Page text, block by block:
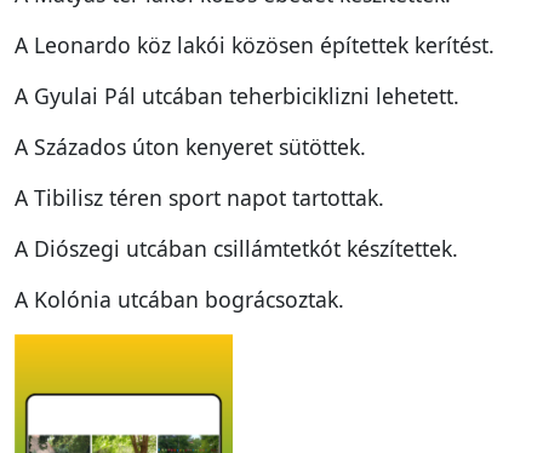
A Leonardo köz lakói közösen építettek kerítést.
A Gyulai Pál utcában teherbiciklizni lehetett.
A Százados úton kenyeret sütöttek.
A Tibilisz téren sport napot tartottak.
A Diószegi utcában csillámtetkót készítettek.
A Kolónia utcában bográcsoztak.